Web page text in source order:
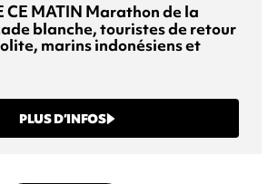
CE MATIN Marathon de la
blanche, touristes de retour
marins indonésiens et
PLUS D’INFOS